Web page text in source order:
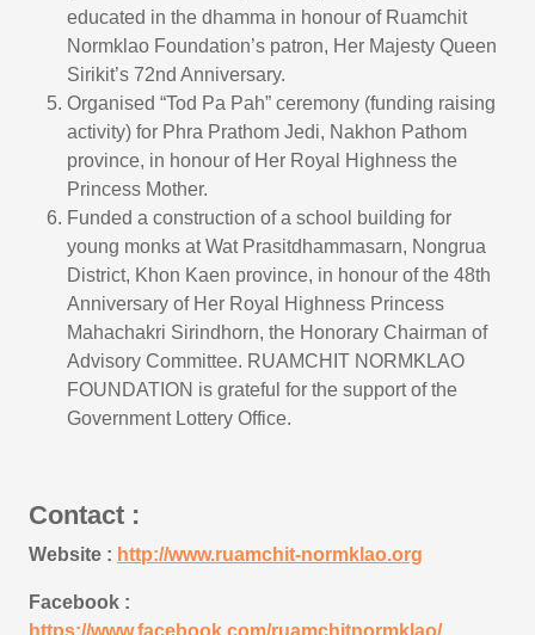
educated in the dhamma in honour of Ruamchit
Normklao Foundation’s patron, Her Majesty Queen
Sirikit’s 72nd Anniversary.
Organised “Tod Pa Pah” ceremony (funding raising
activity) for Phra Prathom Jedi, Nakhon Pathom
province, in honour of Her Royal Highness the
Princess Mother.
Funded a construction of a school building for
young monks at Wat Prasitdhammasarn, Nongrua
District, Khon Kaen province, in honour of the 48th
Anniversary of Her Royal Highness Princess
Mahachakri Sirindhorn, the Honorary Chairman of
Advisory Committee. RUAMCHIT NORMKLAO
FOUNDATION is grateful for the support of the
Government Lottery Office.
Contact :
Website : http://www.ruamchit-normklao.org
Facebook :
https://www.facebook.com/ruamchitnormklao/